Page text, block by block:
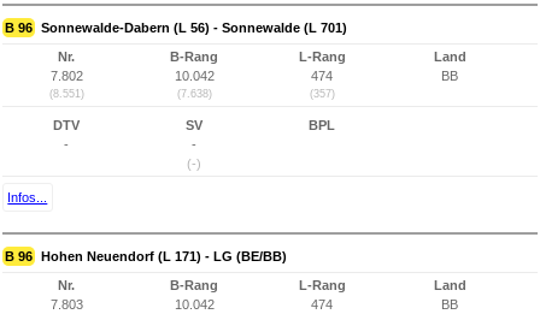
B 96 Sonnewalde-Dabern (L 56) - Sonnewalde (L 701)
Nr.
7.802
(8.551)
B-Rang
10.042
(7.638)
L-Rang
474
(357)
Land
BB
DTV
-
SV
-
(-)
BPL
Infos...
B 96 Hohen Neuendorf (L 171) - LG (BE/BB)
Nr.
7.803
B-Rang
10.042
L-Rang
474
Land
BB